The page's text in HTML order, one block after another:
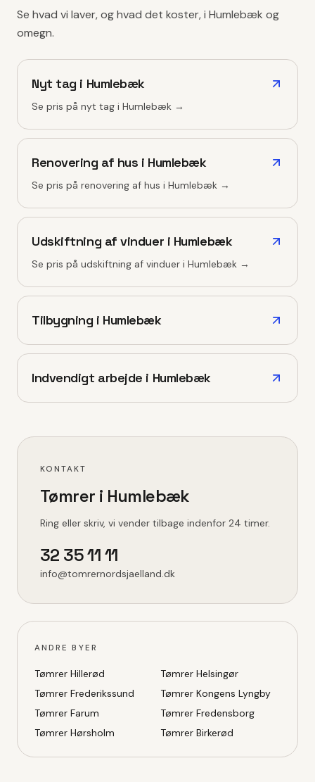
Se hvad vi laver, og hvad det koster, i Humlebæk og
omegn.
Nyt tag i Humlebæk
Se pris på nyt tag i Humlebæk →
Renovering af hus i Humlebæk
Se pris på renovering af hus i Humlebæk →
Udskiftning af vinduer i Humlebæk
Se pris på udskiftning af vinduer i Humlebæk →
Tilbygning i Humlebæk
Indvendigt arbejde i Humlebæk
KONTAKT
Tømrer i Humlebæk
Ring eller skriv, vi vender tilbage indenfor 24 timer.
32 35 11 11
info@tomrernordsjaelland.dk
ANDRE BYER
Tømrer Hillerød Tømrer Helsingør
Tømrer Frederikssund Tømrer Kongens Lyngby
Tømrer Farum Tømrer Fredensborg
Tømrer Hørsholm Tømrer Birkerød